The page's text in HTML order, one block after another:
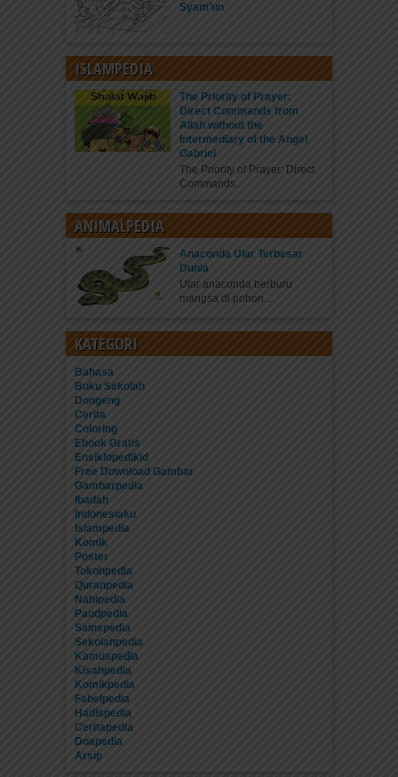
Syam’un
ISLAMPEDIA
The Priority of Prayer:
Direct Commands from
Allah without the
Intermediary of the Angel
Gabriel
The Priority of Prayer: Direct
Commands...
ANIMALPEDIA
Anaconda Ular Terbesar
Dunia
Ular anaconda berburu
mangsa di pohon...
KATEGORI
Bahasa
Buku Sekolah
Dongeng
Cerita
Coloring
Ebook Gratis
Ensiklopedikid
Free Download Gambar
Gambarpedia
Ibadah
Indonesiaku
Islampedia
Komik
Poster
Tokohpedia
Quranpedia
Nabipedia
Paudpedia
Sainspedia
Sekolahpedia
Kamuspedia
Kisahpedia
Komikpedia
Fabelpedia
Hadispedia
Ceritapedia
Doapedia
Arsip